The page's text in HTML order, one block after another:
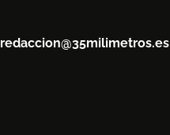
redaccion@35milimetros.es